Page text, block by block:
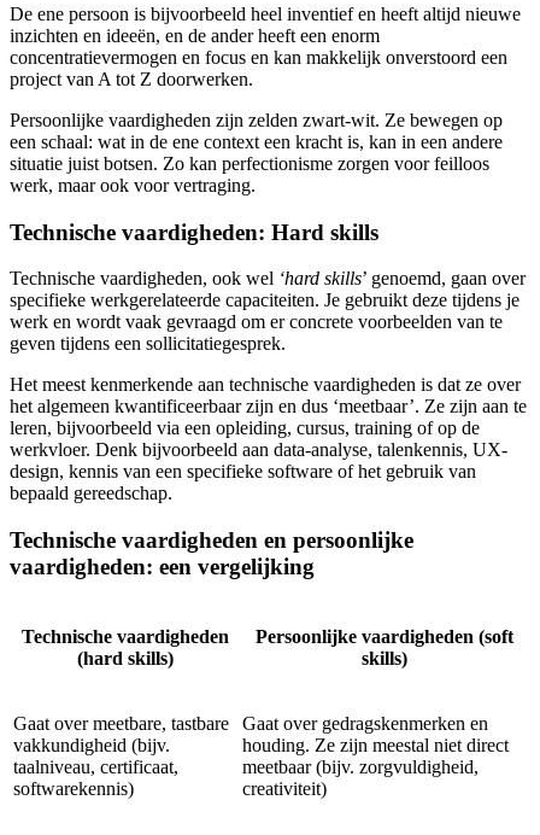
De ene persoon is bijvoorbeeld heel inventief en heeft altijd nieuwe
inzichten en ideeën, en de ander heeft een enorm
concentratievermogen en focus en kan makkelijk onverstoord een
project van A tot Z doorwerken.
Persoonlijke vaardigheden zijn zelden zwart-wit. Ze bewegen op
een schaal: wat in de ene context een kracht is, kan in een andere
situatie juist botsen. Zo kan perfectionisme zorgen voor feilloos
werk, maar ook voor vertraging.
Technische vaardigheden: Hard skills
Technische vaardigheden, ook wel ‘hard skills’ genoemd, gaan over
specifieke werkgerelateerde capaciteiten. Je gebruikt deze tijdens je
werk en wordt vaak gevraagd om er concrete voorbeelden van te
geven tijdens een sollicitatiegesprek.
Het meest kenmerkende aan technische vaardigheden is dat ze over
het algemeen kwantificeerbaar zijn en dus ‘meetbaar’. Ze zijn aan te
leren, bijvoorbeeld via een opleiding, cursus, training of op de
werkvloer. Denk bijvoorbeeld aan data-analyse, talenkennis, UX-
design, kennis van een specifieke software of het gebruik van
bepaald gereedschap.
Technische vaardigheden en persoonlijke
vaardigheden: een vergelijking
Technische vaardigheden
(hard skills)
Persoonlijke vaardigheden (soft
skills)
Gaat over meetbare, tastbare
vakkundigheid (bijv.
taalniveau, certificaat,
softwarekennis)
Gaat over gedragskenmerken en
houding. Ze zijn meestal niet direct
meetbaar (bijv. zorgvuldigheid,
creativiteit)